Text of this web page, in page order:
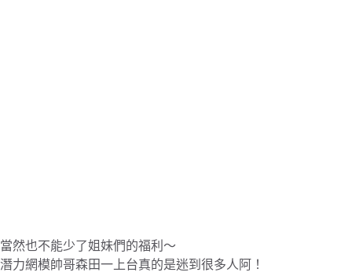
當然也不能少了姐妹們的福利～
潛力網模帥哥森田一上台真的是迷到很多人阿！